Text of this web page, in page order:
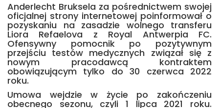
Anderlecht Bruksela za pośrednictwem swojej
oficjalnej strony internetowej poinformował o
pozyskaniu na zasadzie wolnego transferu
Liora Refaelova z Royal Antwerpia FC.
Ofensywny pomocnik po pozytywnym
przejściu testów medycznych związał się z
nowym pracodawcą kontraktem
obowiązującym tylko do 30 czerwca 2022
roku.
Umowa wejdzie w życie po zakończeniu
obecnego sezonu, czyli 1 lipca 2021 roku.